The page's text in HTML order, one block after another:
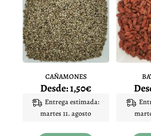
CAÑAMONES
Desde:1,50€
Entrega estimada:
martes 11. agosto